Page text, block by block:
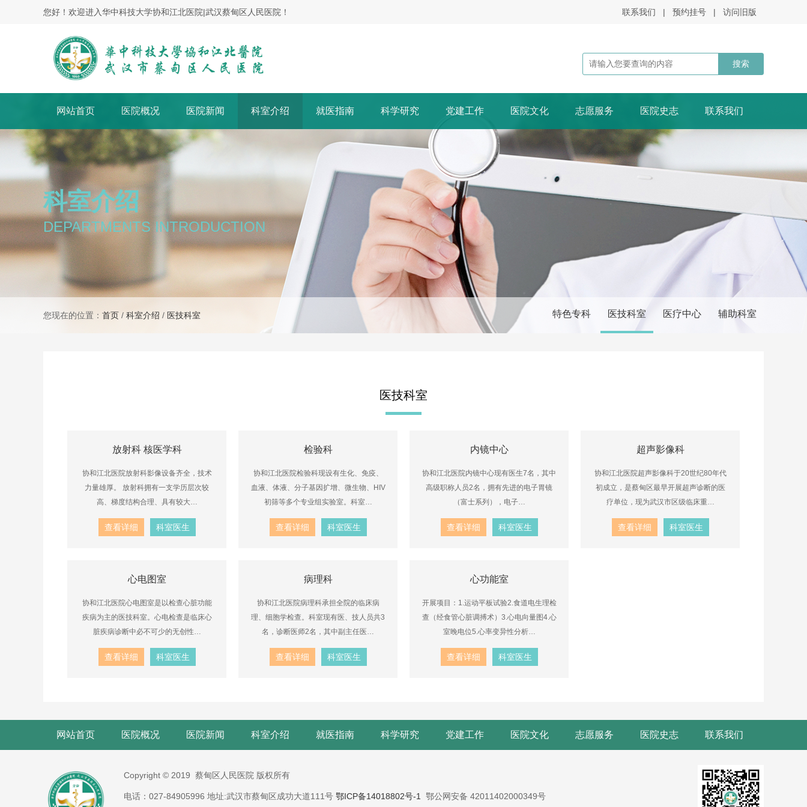
您好！欢迎进入华中科技大学协和江北医院|武汉蔡甸区人民医院！ 联系我们 | 预约挂号 | 访问旧版
网站首页 医院概况 医院新闻 科室介绍 就医指南 科学研究 党建工作 医院文化 志愿服务 医院史志 联系我们
科室介绍
DEPARTMENTS INTRODUCTION
特色专科 医技科室 医疗中心 辅助科室
您现在的位置： 首页 / 科室介绍 / 医技科室
医技科室
放射科 核医学科
协和江北医院放射科影像设备齐全，技术
力量雄厚。 放射科拥有一支学历层次较
高、梯度结构合理、具有较大…
查看详细 科室医生
检验科
协和江北医院检验科现设有生化、免疫、
血液、体液、分子基因扩增、微生物、HIV
初筛等多个专业组实验室。科室…
查看详细 科室医生
内镜中心
协和江北医院内镜中心现有医生7名，其中
高级职称人员2名，拥有先进的电子胃镜
（富士系列），电子…
查看详细 科室医生
超声影像科
协和江北医院超声影像科于20世纪80年代
初成立，是蔡甸区最早开展超声诊断的医
疗单位，现为武汉市区级临床重…
查看详细 科室医生
心电图室
协和江北医院心电图室是以检查心脏功能
疾病为主的医技科室。心电检查是临床心
脏疾病诊断中必不可少的无创性…
查看详细 科室医生
病理科
协和江北医院病理科承担全院的临床病
理、细胞学检查。科室现有医、技人员共3
名，诊断医师2名，其中副主任医…
查看详细 科室医生
心功能室
开展项目：1.运动平板试验2.食道电生理检
查（经食管心脏调搏术）3.心电向量图4.心
室晚电位5.心率变异性分析…
查看详细 科室医生
网站首页 医院概况 医院新闻 科室介绍 就医指南 科学研究 党建工作 医院文化 志愿服务 医院史志 联系我们
Copyright © 2019 蔡甸区人民医院 版权所有
电话：027-84905996 地址:武汉市蔡甸区成功大道111号 鄂ICP备14018802号-1 鄂公网安备 42011402000349号